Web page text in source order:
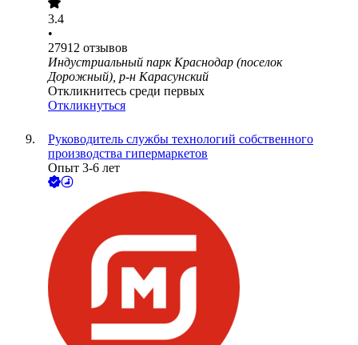
3.4
•
27912 отзывов
Индустриальный парк Краснодар (поселок
Дорожный), р-н Карасунский
Откликнитесь среди первых
Откликнуться
Руководитель службы технологий собственного
производства гипермаркетов
Опыт 3-6 лет